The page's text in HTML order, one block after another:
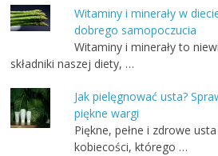
Witaminy i minerały w
dobrego samopoczucia
Witaminy i minerały to
składniki naszej diety, …
Jak pielęgnować usta?
piękne wargi
Piękne, pełne i zdrowe
kobiecości, którego …